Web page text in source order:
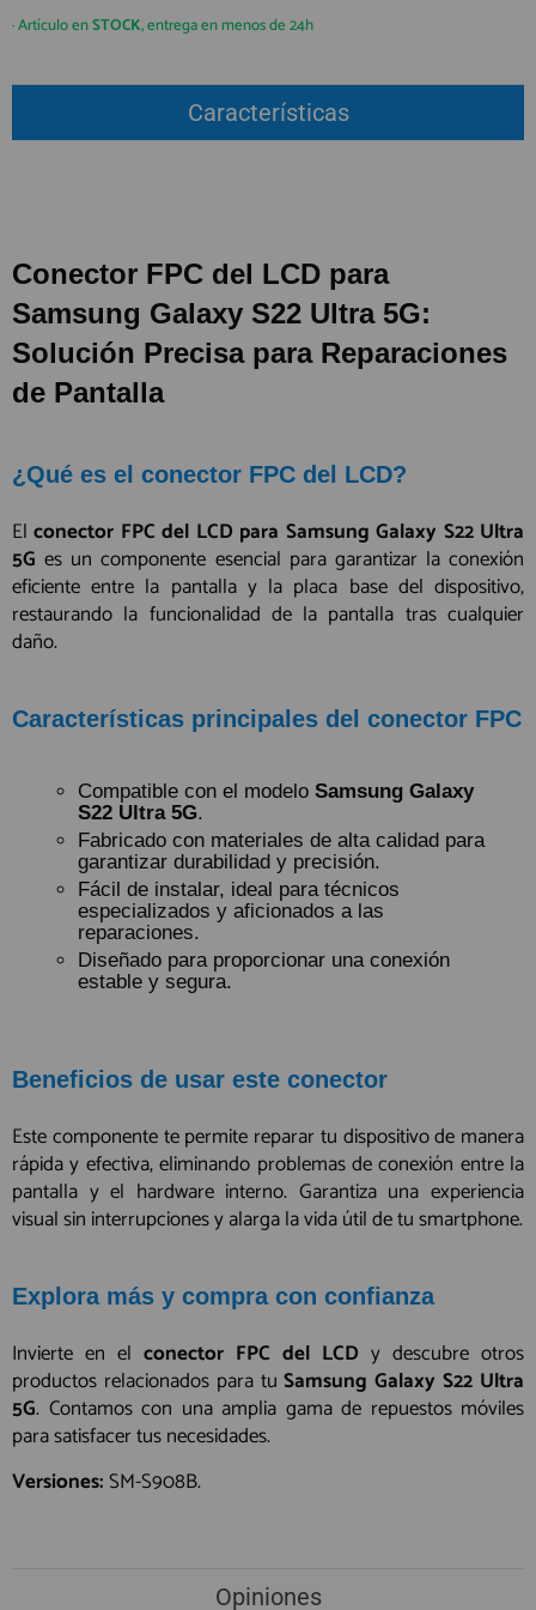
GUÍA DE COMPRA
(+34)912 477 744
info@preciosadictos.com
REGISTRO PROFESIONAL
· Artículo enSTOCK, entrega en menos de 24h
Características
Conector FPC del LCD para
Samsung Galaxy S22 Ultra 5G:
Solución Precisa para Reparaciones
de Pantalla
¿Qué es el conector FPC del LCD?
Elconector FPC del LCD para Samsung Galaxy S22 Ultra
5G es un componente esencial para garantizar la conexión
eficiente entre la pantalla y la placa base del dispositivo,
restaurando la funcionalidad de la pantalla tras cualquier
daño.
Características principales del conector FPC
Compatible con el modelo Samsung Galaxy
S22 Ultra 5G.
Fabricado con materiales de alta calidad para
garantizar durabilidad y precisión.
Fácil de instalar, ideal para técnicos
especializados y aficionados a las
reparaciones.
Diseñado para proporcionar una conexión
estable y segura.
Beneficios de usar este conector
Este componente te permite reparar tu dispositivo de manera
rápida y efectiva, eliminando problemas de conexión entre la
pantalla y el hardware interno. Garantiza una experiencia
visual sin interrupciones y alarga la vida útil de tu smartphone.
Explora más y compra con confianza
Invierte en el conector FPC del LCD y descubre otros
productos relacionados para tuSamsung Galaxy S22 Ultra
5G. Contamos con una amplia gama de repuestos móviles
para satisfacer tus necesidades.
Versiones:SM-S908B.
Opiniones